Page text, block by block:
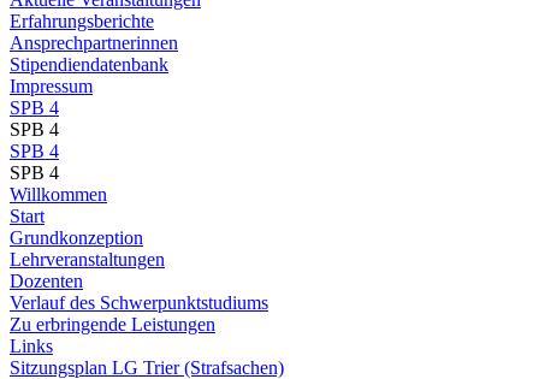
Erfahrungsberichte
Ansprechpartnerinnen
Stipendiendatenbank
Impressum
SPB 4
SPB 4
SPB 4
SPB 4
Willkommen
Start
Grundkonzeption
Lehrveranstaltungen
Dozenten
Verlauf des Schwerpunktstudiums
Zu erbringende Leistungen
Links
Sitzungsplan LG Trier (Strafsachen)